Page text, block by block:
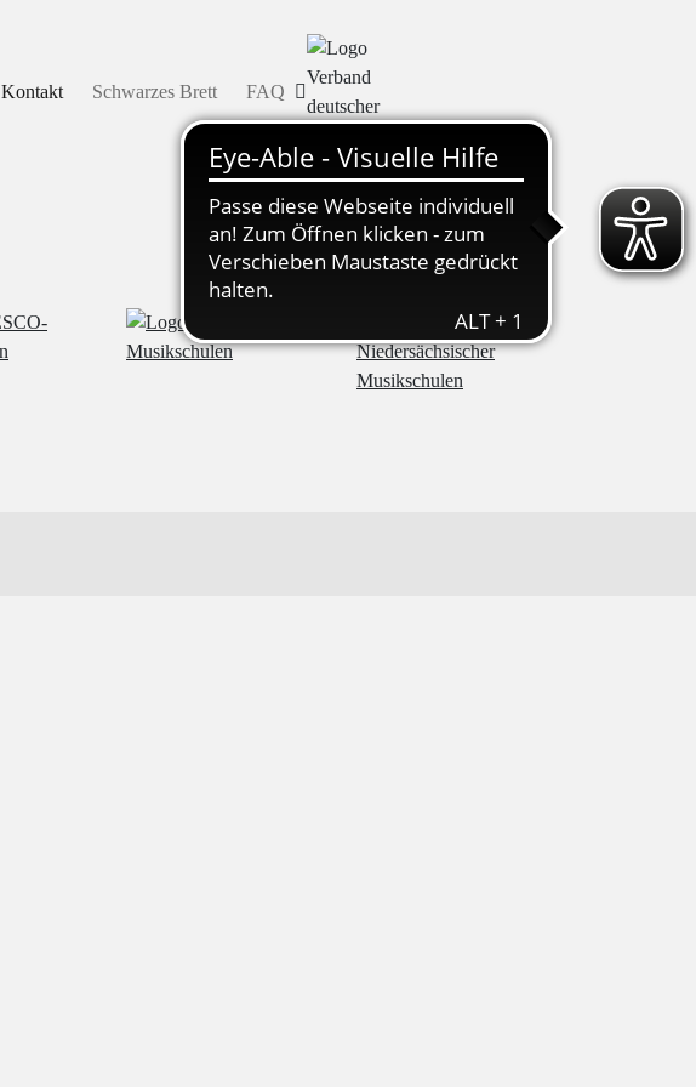
Kontakt Schwarzes Brett FAQ